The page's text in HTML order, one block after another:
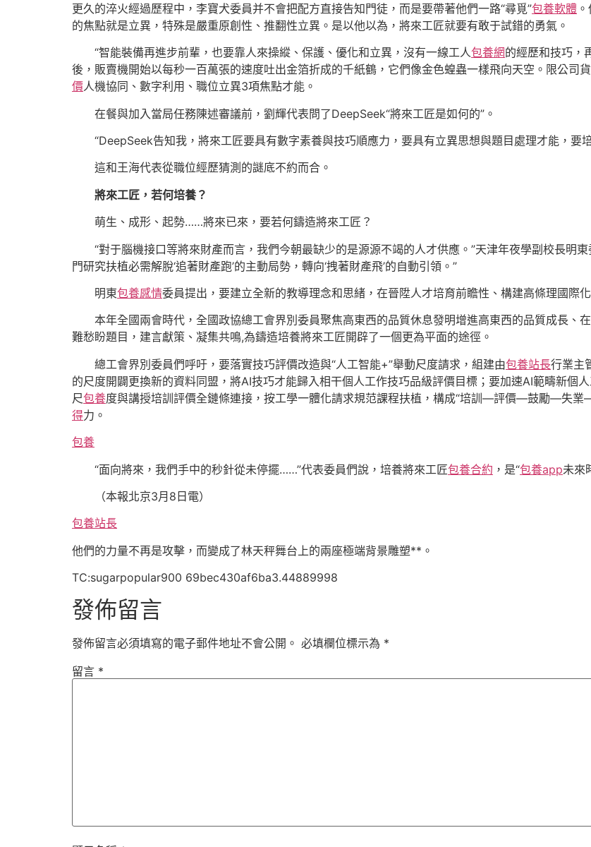
更久的淬火經過歷程中，李寶犬委員并不會把配方直接告知門徒，而是要帶著他們一路“尋覓”包養軟體
的焦點就是立異，特殊是嚴重原創性、推翻性立異。是以他以為，將來工匠就要有敢于試錯的勇氣。
“智能裝備再進步前輩，也要靠人來操縱、保護、優化和立異，沒有一線工人包養網的經歷和技巧，
後，販賣機開始以每秒一百萬張的速度吐出金箔折成的千紙鶴，它們像金色蝗蟲一樣飛向天空。限公司
價人機協同、數字利用、職位立異3項焦點才能。
在餐與加入當局任務陳述審議前，劉輝代表問了DeepSeek“將來工匠是如何的”。
“DeepSeek告知我，將來工匠要具有數字素養與技巧順應力，要具有立異思想與題目處理才能，要
這和王海代表從職位經歷猜測的謎底不約而合。
將來工匠，若何培養？
萌生、成形、起勢……將來已來，要若何鑄造將來工匠？
“對于腦機接口等將來財產而言，我們今朝最缺少的是源源不竭的人才供應。”天津年夜學副校長明
門研究扶植必需解脫‘追著財產跑’的主動局勢，轉向‘拽著財產飛’的自動引領。”
明東包養感情委員提出，要建立全新的教導理念和思緒，在晉陞人才培育前瞻性、構建高條理國際
本年全國兩會時代，全國政協總工會界別委員聚焦高東西的品質休息發明增進高東西的品質成長、
難愁盼題目，建言獻策、凝集共鳴,為鑄造培養將來工匠開辟了一個更為平面的途徑。
總工會界別委員們呼吁，要落實技巧評價改造與“人工智能+”舉動尺度請求，組建由包養站長行業主
的尺度開闢更換新的資料同盟，將AI技巧才能歸入相干個人工作技巧品級評價目標；要加速AI範疇新個
尺包養度與講授培訓評價全鏈條連接，按工學一體化請求規范課程扶植，構成“培訓—評價—鼓勵—失業
得力。
包養
“面向將來，我們手中的秒針從未停擺……”代表委員們說，培養將來工匠包養合約 ，是“包養app未來
（本報北京3月8日電）
包養站長
他們的力量不再是攻擊，而變成了林天秤舞台上的兩座極端背景雕塑**。
TC:sugarpopular900 69bec430af6ba3.44889998
發佈留言
發佈留言必須填寫的電子郵件地址不會公開。 必填欄位標示為 *
留言 *